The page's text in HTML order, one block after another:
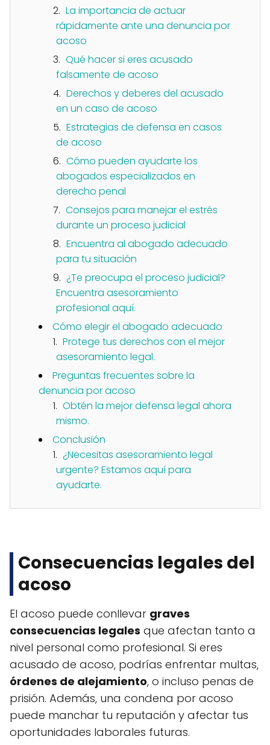
La importancia de actuar
rápidamente ante una denuncia por
acoso
Qué hacer si eres acusado
falsamente de acoso
Derechos y deberes del acusado
en un caso de acoso
Estrategias de defensa en casos
de acoso
Cómo pueden ayudarte los
abogados especializados en
derecho penal
Consejos para manejar el estrés
durante un proceso judicial
Encuentra al abogado adecuado
para tu situación
¿Te preocupa el proceso judicial?
Encuentra asesoramiento
profesional aquí.
Cómo elegir el abogado adecuado
Protege tus derechos con el mejor
asesoramiento legal.
Preguntas frecuentes sobre la
denuncia por acoso
Obtén la mejor defensa legal ahora
mismo.
Conclusión
¿Necesitas asesoramiento legal
urgente? Estamos aquí para
ayudarte.
Consecuencias legales del
acoso
El acoso puede conllevar graves
consecuencias legales que afectan tanto a
nivel personal como profesional. Si eres
acusado de acoso, podrías enfrentar multas,
órdenes de alejamiento, o incluso penas de
prisión. Además, una condena por acoso
puede manchar tu reputación y afectar tus
oportunidades laborales futuras.